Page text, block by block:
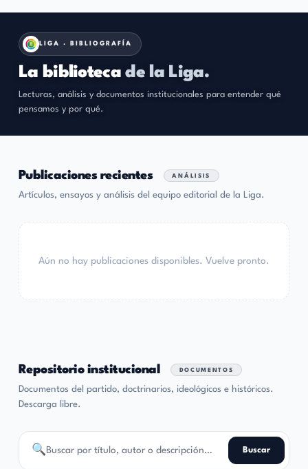
El Partido de los Ciudadanos
LIGA · BIBLIOGRAFÍA
La bibliotecade la Liga.
Lecturas, análisis y documentos institucionales para entender qué
pensamos y por qué.
Publicaciones recientes ANÁLISIS
Artículos, ensayos y análisis del equipo editorial de la Liga.
Aún no hay publicaciones disponibles. Vuelve pronto.
Repositorio institucional DOCUMENTOS
Documentos del partido, doctrinarios, ideológicos e históricos.
Descarga libre.
🔍 Buscar